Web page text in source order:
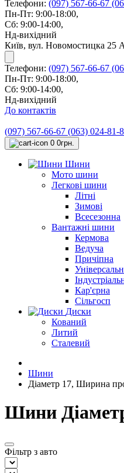
Телефони: (097) 567-66-67
Пн-Пт: 9:00-18:00,
Сб: 9:00-14:00,
Нд-вихідний
Київ, вул. Новомостицка 25 А
Телефони: (097) 567-66-67
Пн-Пт: 9:00-18:00,
Сб: 9:00-14:00,
Нд-вихідний
До контактів
(097) 567-66-67 (063) 024-81-
0 0грн.
Шини
Мото шини
Легкові шини
Літні
Зимові
Всесезонна
Вантажні шини
Кермова
Ведуча
Причіпна
Кар'єрна
Сільгосп
Диски
Кований
Литий
Сталевий
Шини
Діаметр 17, Ширина
Шини
Фільтр з авто